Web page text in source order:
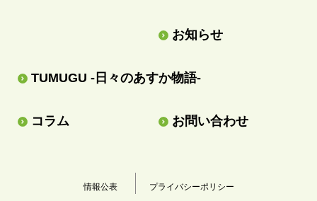
お知らせ
TUMUGU -日々のあすか物語-
コラム お問い合わせ
情報公表 プライバシーポリシー